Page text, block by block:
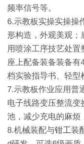
频率信号等。
6.示教板实操实操操
形构造，外观美观；
用喷涂工序技艺处
座上配备装备装备有
档实验指导书、轻型
7.示教板作业应用普
电子线路变压整流变
池，减少充电的麻烦
8.机械装配与钳工装